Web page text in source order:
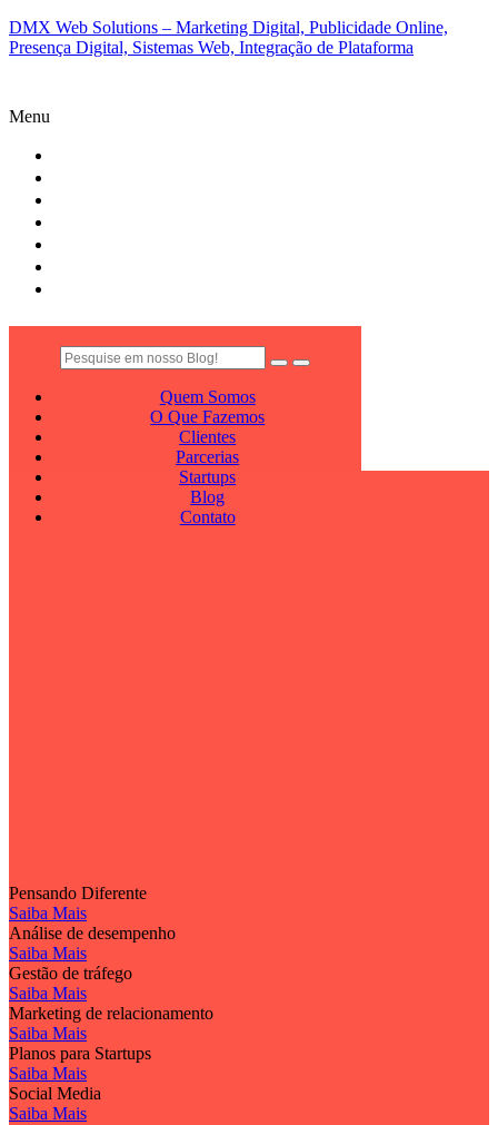
DMX Web Solutions – Marketing Digital, Publicidade Online,
Presença Digital, Sistemas Web, Integração de Plataforma
Menu
Quem Somos
O Que Fazemos
Clientes
Parcerias
Startups
Blog
Contato
Pensando Diferente
Saiba Mais
Análise de desempenho
Saiba Mais
Gestão de tráfego
Saiba Mais
Marketing de relacionamento
Saiba Mais
Planos para Startups
Saiba Mais
Social Media
Saiba Mais